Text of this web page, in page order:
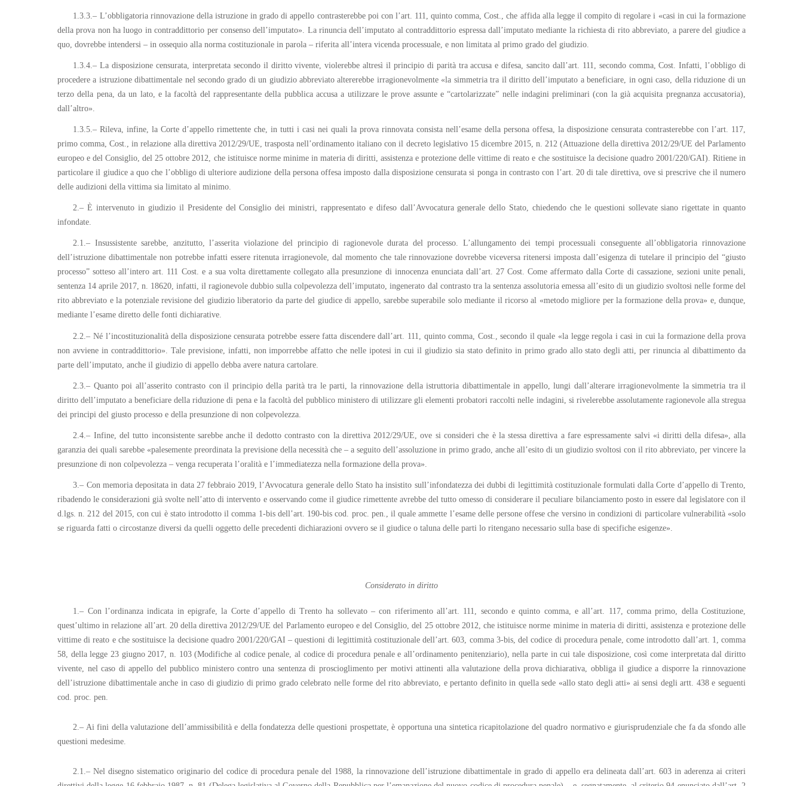
1.3.3.– L’obbligatoria rinnovazione della istruzione in grado di appello contrasterebbe poi con l’art. 111, quinto comma, Cost., che affida alla legge il compito di regolare i «casi in cui la formazione
della prova non ha luogo in contraddittorio per consenso dell’imputato». La rinuncia dell’imputato al contraddittorio espressa dall’imputato mediante la richiesta di rito abbreviato, a parere del giudice a
quo, dovrebbe intendersi – in ossequio alla norma costituzionale in parola – riferita all’intera vicenda processuale, e non limitata al primo grado del giudizio.
1.3.4.– La disposizione censurata, interpretata secondo il diritto vivente, violerebbe altresì il principio di parità tra accusa e difesa, sancito dall’art. 111, secondo comma, Cost. Infatti, l’obbligo di
procedere a istruzione dibattimentale nel secondo grado di un giudizio abbreviato altererebbe irragionevolmente «la simmetria tra il diritto dell’imputato a beneficiare, in ogni caso, della riduzione di un
terzo della pena, da un lato, e la facoltà del rappresentante della pubblica accusa a utilizzare le prove assunte e “cartolarizzate” nelle indagini preliminari (con la già acquisita pregnanza accusatoria),
dall’altro».
1.3.5.– Rileva, infine, la Corte d’appello rimettente che, in tutti i casi nei quali la prova rinnovata consista nell’esame della persona offesa, la disposizione censurata contrasterebbe con l’art. 117,
primo comma, Cost., in relazione alla direttiva 2012/29/UE, trasposta nell’ordinamento italiano con il decreto legislativo 15 dicembre 2015, n. 212 (Attuazione della direttiva 2012/29/UE del Parlamento
europeo e del Consiglio, del 25 ottobre 2012, che istituisce norme minime in materia di diritti, assistenza e protezione delle vittime di reato e che sostituisce la decisione quadro 2001/220/GAI). Ritiene in
particolare il giudice a quo che l’obbligo di ulteriore audizione della persona offesa imposto dalla disposizione censurata si ponga in contrasto con l’art. 20 di tale direttiva, ove si prescrive che il numero
delle audizioni della vittima sia limitato al minimo.
2.– È intervenuto in giudizio il Presidente del Consiglio dei ministri, rappresentato e difeso dall’Avvocatura generale dello Stato, chiedendo che le questioni sollevate siano rigettate in quanto
infondate.
2.1.– Insussistente sarebbe, anzitutto, l’asserita violazione del principio di ragionevole durata del processo. L’allungamento dei tempi processuali conseguente all’obbligatoria rinnovazione
dell’istruzione dibattimentale non potrebbe infatti essere ritenuta irragionevole, dal momento che tale rinnovazione dovrebbe viceversa ritenersi imposta dall’esigenza di tutelare il principio del “giusto
processo” sotteso all’intero art. 111 Cost. e a sua volta direttamente collegato alla presunzione di innocenza enunciata dall’art. 27 Cost. Come affermato dalla Corte di cassazione, sezioni unite penali,
sentenza 14 aprile 2017, n. 18620, infatti, il ragionevole dubbio sulla colpevolezza dell’imputato, ingenerato dal contrasto tra la sentenza assolutoria emessa all’esito di un giudizio svoltosi nelle forme del
rito abbreviato e la potenziale revisione del giudizio liberatorio da parte del giudice di appello, sarebbe superabile solo mediante il ricorso al «metodo migliore per la formazione della prova» e, dunque,
mediante l’esame diretto delle fonti dichiarative.
2.2.– Né l’incostituzionalità della disposizione censurata potrebbe essere fatta discendere dall’art. 111, quinto comma, Cost., secondo il quale «la legge regola i casi in cui la formazione della prova
non avviene in contraddittorio». Tale previsione, infatti, non imporrebbe affatto che nelle ipotesi in cui il giudizio sia stato definito in primo grado allo stato degli atti, per rinuncia al dibattimento da
parte dell’imputato, anche il giudizio di appello debba avere natura cartolare.
2.3.– Quanto poi all’asserito contrasto con il principio della parità tra le parti, la rinnovazione della istruttoria dibattimentale in appello, lungi dall’alterare irragionevolmente la simmetria tra il
diritto dell’imputato a beneficiare della riduzione di pena e la facoltà del pubblico ministero di utilizzare gli elementi probatori raccolti nelle indagini, si rivelerebbe assolutamente ragionevole alla stregua
dei principi del giusto processo e della presunzione di non colpevolezza.
2.4.– Infine, del tutto inconsistente sarebbe anche il dedotto contrasto con la direttiva 2012/29/UE, ove si consideri che è la stessa direttiva a fare espressamente salvi «i diritti della difesa», alla
garanzia dei quali sarebbe «palesemente preordinata la previsione della necessità che – a seguito dell’assoluzione in primo grado, anche all’esito di un giudizio svoltosi con il rito abbreviato, per vincere la
presunzione di non colpevolezza – venga recuperata l’oralità e l’immediatezza nella formazione della prova».
3.– Con memoria depositata in data 27 febbraio 2019, l’Avvocatura generale dello Stato ha insistito sull’infondatezza dei dubbi di legittimità costituzionale formulati dalla Corte d’appello di Trento,
ribadendo le considerazioni già svolte nell’atto di intervento e osservando come il giudice rimettente avrebbe del tutto omesso di considerare il peculiare bilanciamento posto in essere dal legislatore con il
d.lgs. n. 212 del 2015, con cui è stato introdotto il comma 1-bis dell’art. 190-bis cod. proc. pen., il quale ammette l’esame delle persone offese che versino in condizioni di particolare vulnerabilità «solo
se riguarda fatti o circostanze diversi da quelli oggetto delle precedenti dichiarazioni ovvero se il giudice o taluna delle parti lo ritengano necessario sulla base di specifiche esigenze».
Considerato in diritto
1.– Con l’ordinanza indicata in epigrafe, la Corte d’appello di Trento ha sollevato – con riferimento all’art. 111, secondo e quinto comma, e all’art. 117, comma primo, della Costituzione,
quest’ultimo in relazione all’art. 20 della direttiva 2012/29/UE del Parlamento europeo e del Consiglio, del 25 ottobre 2012, che istituisce norme minime in materia di diritti, assistenza e protezione delle
vittime di reato e che sostituisce la decisione quadro 2001/220/GAI – questioni di legittimità costituzionale dell’art. 603, comma 3-bis, del codice di procedura penale, come introdotto dall’art. 1, comma
58, della legge 23 giugno 2017, n. 103 (Modifiche al codice penale, al codice di procedura penale e all’ordinamento penitenziario), nella parte in cui tale disposizione, così come interpretata dal diritto
vivente, nel caso di appello del pubblico ministero contro una sentenza di proscioglimento per motivi attinenti alla valutazione della prova dichiarativa, obbliga il giudice a disporre la rinnovazione
dell’istruzione dibattimentale anche in caso di giudizio di primo grado celebrato nelle forme del rito abbreviato, e pertanto definito in quella sede «allo stato degli atti» ai sensi degli artt. 438 e seguenti
cod. proc. pen.
2.– Ai fini della valutazione dell’ammissibilità e della fondatezza delle questioni prospettate, è opportuna una sintetica ricapitolazione del quadro normativo e giurisprudenziale che fa da sfondo alle
questioni medesime.
2.1.– Nel disegno sistematico originario del codice di procedura penale del 1988, la rinnovazione dell’istruzione dibattimentale in grado di appello era delineata dall’art. 603 in aderenza ai criteri